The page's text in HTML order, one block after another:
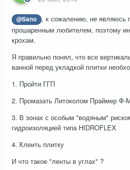
@Sano , к сожалению, не являюсь
прошаренным любителем, поэтому
крохам.
Я правильно понял, что все
ванной перед укладкой плитки
1. Пройти ГГП
2. Промазать Литоколом Праймер Ф-
3. В зонах с особым "водяным"
гидроизоляцией типа HIDROFLEX
4. Клеить плитку
И что такое "ленты в углах" ?